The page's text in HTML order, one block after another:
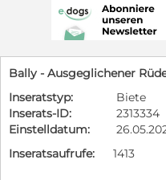
Bally - Ausgeglichener
Inseratstyp:
Biete
Inserats-ID:
2313334
Einstelldatum:
Inseratsaufrufe:
1413